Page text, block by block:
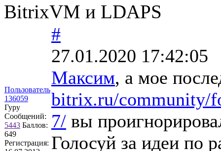
BitrixVM и LDAPS
Пользователь
136059
Гуру
Сообщений:
5443 Баллов:
649
Регистрация:
#
27.01.2020 17:42:05
Максим, а мое
bitrix.ru/community/
­7/ вы
Голосуй за идеи по